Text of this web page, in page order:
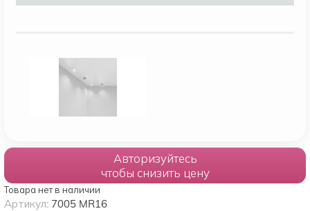
Авторизуйтесь
чтобы снизить цену
Товара нет в наличии
Артикул: 7005 MR16